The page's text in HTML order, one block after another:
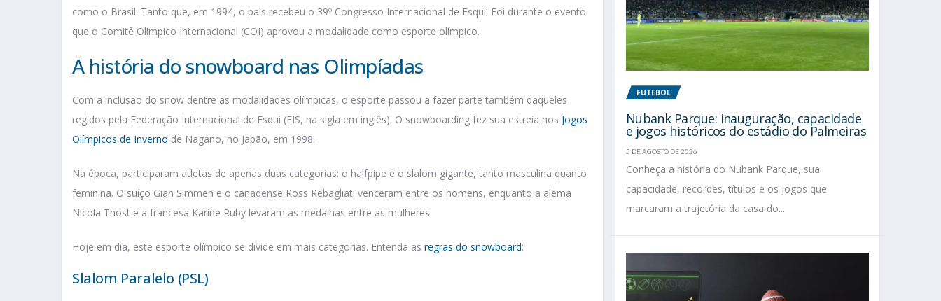
como o Brasil. Tanto que, em 1994, o país recebeu o 39º Congresso Internacional de Esqui. Foi durante o evento
que o Comitê Olímpico Internacional (COI) aprovou a modalidade como esporte olímpico.
A história do snowboard nas Olimpíadas
Com a inclusão do snow dentre as modalidades olímpicas, o esporte passou a fazer parte também daqueles
regidos pela Federação Internacional de Esqui (FIS, na sigla em inglês). O snowboarding fez sua estreia nos Jogos
Olímpicos de Inverno de Nagano, no Japão, em 1998.
Na época, participaram atletas de apenas duas categorias: o halfpipe e o slalom gigante, tanto masculina quanto
feminina. O suíço Gian Simmen e o canadense Ross Rebagliati venceram entre os homens, enquanto a alemã
Nicola Thost e a francesa Karine Ruby levaram as medalhas entre as mulheres.
Hoje em dia, este esporte olímpico se divide em mais categorias. Entenda as regras do snowboard:
Slalom Paralelo (PSL)
FUTEBOL
Nubank Parque: inauguração, capacidade
e jogos históricos do estádio do Palmeiras
5 DE AGOSTO DE 2026
Conheça a história do Nubank Parque, sua
capacidade, recordes, títulos e os jogos que
marcaram a trajetória da casa do...